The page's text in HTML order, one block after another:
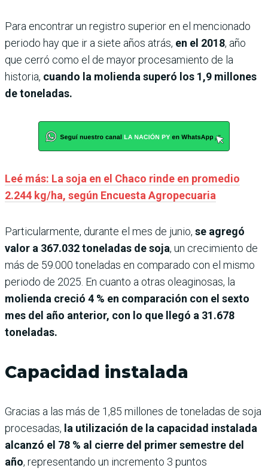
Para encontrar un registro superior en el mencionado
periodo hay que ir a siete años atrás, en el 2018, año
que cerró como el de mayor procesamiento de la
historia, cuando la molienda superó los 1,9 millones
de toneladas.
Leé más: La soja en el Chaco rinde en promedio
2.244 kg/ha, según Encuesta Agropecuaria
Particularmente, durante el mes de junio, se agregó
valor a 367.032 toneladas de soja, un crecimiento de
más de 59.000 toneladas en comparado con el mismo
periodo de 2025. En cuanto a otras oleaginosas, la
molienda creció 4 % en comparación con el sexto
mes del año anterior, con lo que llegó a 31.678
toneladas.
Capacidad instalada
Gracias a las más de 1,85 millones de toneladas de soja
procesadas, la utilización de la capacidad instalada
alcanzó el 78 % al cierre del primer semestre del
año, representando un incremento 3 puntos